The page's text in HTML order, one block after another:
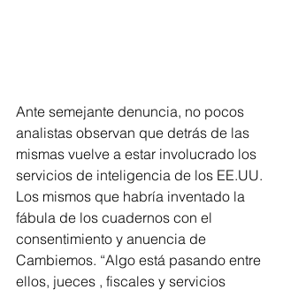
Ante semejante denuncia, no pocos
analistas observan que detrás de las
mismas vuelve a estar involucrado los
servicios de inteligencia de los EE.UU.
Los mismos que habría inventado la
fábula de los cuadernos con el
consentimiento y anuencia de
Cambiemos. “Algo está pasando entre
ellos, jueces , fiscales y servicios